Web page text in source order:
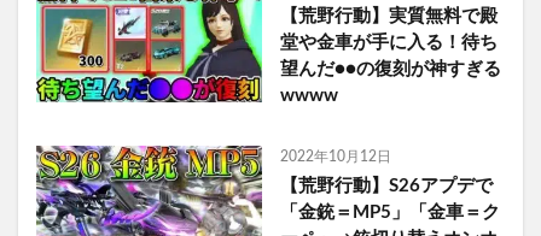
【荒野行動】実質無料で殿
堂や金車が手に入る！待ち
望んだ●●の復刻が神すぎる
wwww
2022年10月12日
【荒野行動】S26アプデで
「金銃＝MP5」「金車＝ク